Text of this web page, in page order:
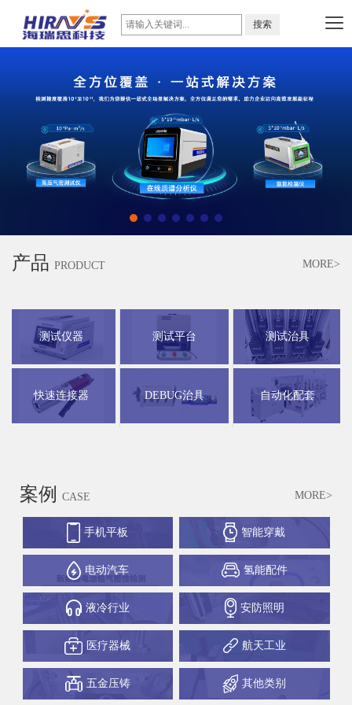
产品 PRODUCT MORE>
测试仪器 测试平台 测试治具
快速连接器 DEBUG治具 自动化配套
案例 CASE MORE>
手机平板 智能穿戴
电动汽车 氢能配件
液冷行业 安防照明
医疗器械 航天工业
五金压铸 其他类别